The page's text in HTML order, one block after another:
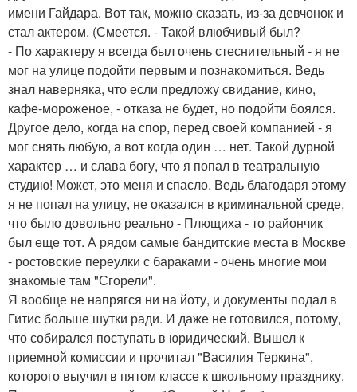
имени Гайдара. Вот так, можно сказать, из-за девчонок и
стал актером. (Смеется. - Такой влюбчивый был?
- По характеру я всегда был очень стеснительный - я не
мог на улице подойти первым и познакомиться. Ведь
знал наверняка, что если предложу свидание, кино,
кафе-мороженое, - отказа не будет, но подойти боялся.
Другое дело, когда на спор, перед своей компанией - я
мог снять любую, а вот когда один … нет. Такой дурной
характер … и слава богу, что я попал в театральную
студию! Может, это меня и спасло. Ведь благодаря этому
я не попал на улицу, не оказался в криминальной среде,
что было довольно реально - Плющиха - то райончик
был еще тот. А рядом самые бандитские места в Москве
- ростовские переулки с бараками - очень многие мои
знакомые там "Сгорели".
Я вообще не напрягся ни на йоту, и документы подал в
Гитис больше шутки ради. И даже не готовился, потому,
что собирался поступать в юридический. Вышел к
приемной комиссии и прочитал "Василия Теркина",
которого выучил в пятом классе к школьному празднику.